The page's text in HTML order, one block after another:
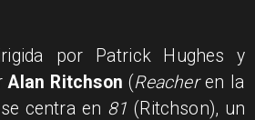
por Patrick Hughes y
Alan Ritchson (Reacheren la
centra en 81(Ritchson), un